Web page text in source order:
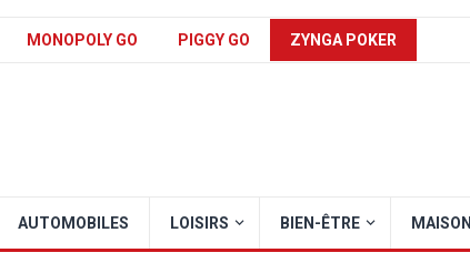
MONOPOLY GO PIGGY GO ZYNGA POKER
AUTOMOBILES LOISIRS BIEN-ÊTRE MAISON